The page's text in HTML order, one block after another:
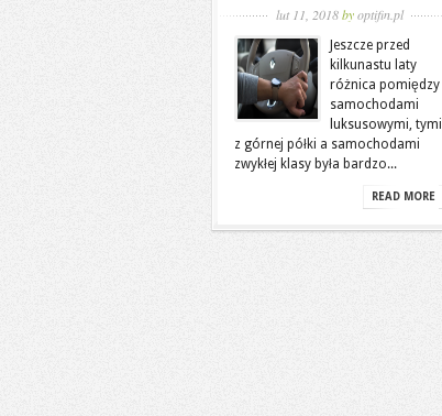
lut 11, 2018byoptifin.pl
Jeszcze przed
kilkunastu laty
różnica pomiędzy
samochodami
luksusowymi, tymi
z górnej półki a samochodami
zwykłej klasy była bardzo...
READ MORE